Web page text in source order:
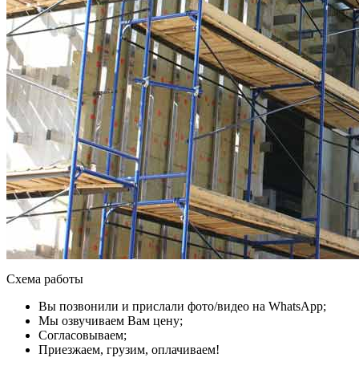
Схема работы
Вы позвонили и прислали фото/видео на WhatsApp;
Мы озвучиваем Вам цену;
Согласовываем;
Приезжаем, грузим, оплачиваем!